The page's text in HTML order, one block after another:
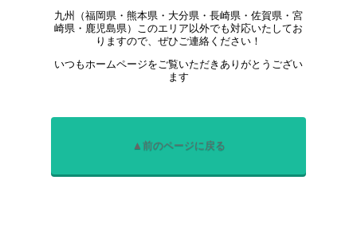
九州（福岡県・熊本県・大分県・長崎県・佐賀県・宮
崎県・鹿児島県）このエリア以外でも対応いたしてお
りますので、ぜひご連絡ください！
いつもホームページをご覧いただきありがとうござい
ます
▲前のページに戻る